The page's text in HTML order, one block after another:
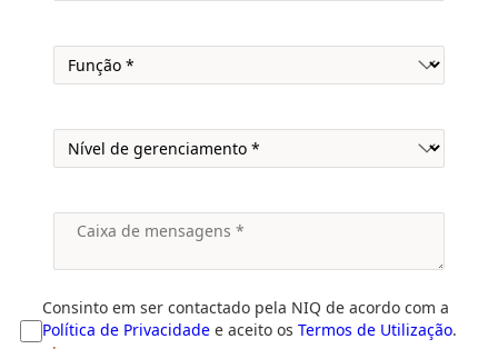
Consinto em ser contactado pela NIQ de acordo com a
Política de Privacidade e aceito os Termos de Utilização.